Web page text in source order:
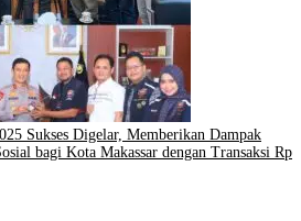
Sukses Digelar, Memberikan Dampak
bagi Kota Makassar dengan Transaksi Rp